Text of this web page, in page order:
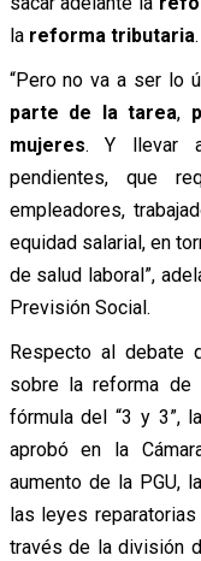
la reforma tributaria.
“Pero no va a ser lo
parte de la tarea,
mujeres. Y llevar
pendientes, que
empleadores,
equidad salarial, en
de salud laboral”,
Previsión Social.
Respecto al debate
sobre la reforma de
fórmula del “3 y 3”,
aprobó en la
aumento de la PGU,
las leyes
través de la división